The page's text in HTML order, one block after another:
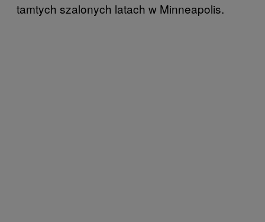
tamtych szalonych latach w Minneapolis.